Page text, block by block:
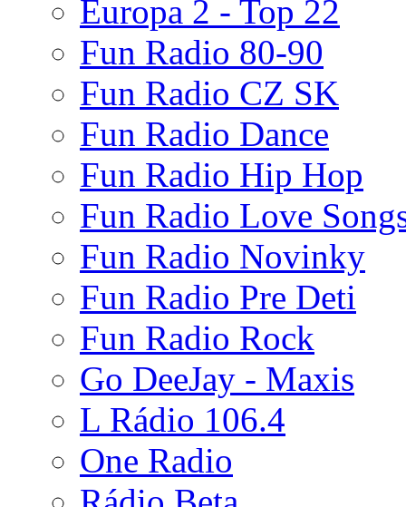
Europa 2 - Top 22
Fun Radio 80-90
Fun Radio CZ SK
Fun Radio Dance
Fun Radio Hip Hop
Fun Radio Love
Fun Radio Novinky
Fun Radio Pre Deti
Fun Radio Rock
Go DeeJay - Maxis
L Rádio 106.4
One Radio